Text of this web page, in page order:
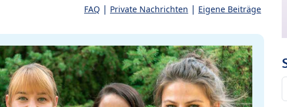
FAQ | Private Nachrichten | Eigene Beiträge